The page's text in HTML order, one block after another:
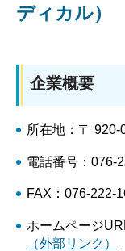
ディカル）
企業概要
所在地：〒
電話番号：076-
FAX：076-222-
ホームページ
（外部リンク）